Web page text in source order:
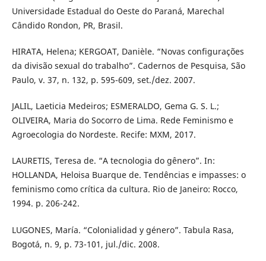
Universidade Estadual do Oeste do Paraná, Marechal
Cândido Rondon, PR, Brasil.
HIRATA, Helena; KERGOAT, Danièle. “Novas configurações
da divisão sexual do trabalho”. Cadernos de Pesquisa, São
Paulo, v. 37, n. 132, p. 595-609, set./dez. 2007.
JALIL, Laeticia Medeiros; ESMERALDO, Gema G. S. L.;
OLIVEIRA, Maria do Socorro de Lima. Rede Feminismo e
Agroecologia do Nordeste. Recife: MXM, 2017.
LAURETIS, Teresa de. “A tecnologia do gênero”. In:
HOLLANDA, Heloisa Buarque de. Tendências e impasses: o
feminismo como crítica da cultura. Rio de Janeiro: Rocco,
1994. p. 206-242.
LUGONES, María. “Colonialidad y género”. Tabula Rasa,
Bogotá, n. 9, p. 73-101, jul./dic. 2008.